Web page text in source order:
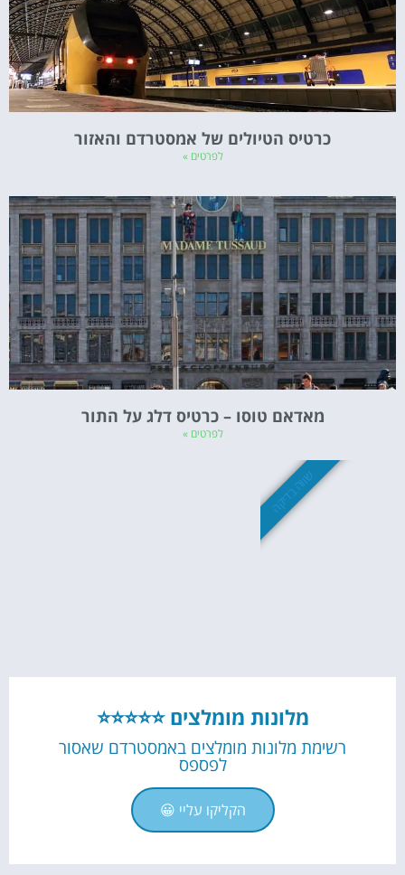
כרטיס הטיולים של אמסטרדם והאזור
לפרטים »
מאדאם טוסו – כרטיס דלג על התור
לפרטים »
מלונות מומלצים ⭐⭐⭐⭐⭐
רשימת מלונות מומלצים באמסטרדם שאסור
לפספס
הקליקו עליי 😀
שווה בדיקה